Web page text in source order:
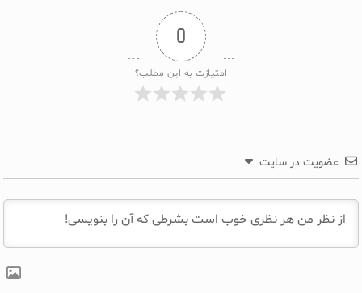
0
امتیازت به این مطلب؟
عضویت در سایت